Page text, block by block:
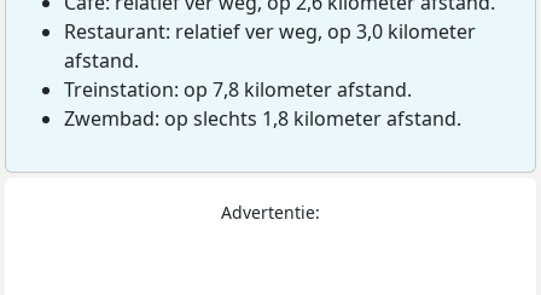
Restaurant: relatief ver weg, op 3,0 kilometer
afstand.
Treinstation: op 7,8 kilometer afstand.
Zwembad: op slechts 1,8 kilometer afstand.
Advertentie: